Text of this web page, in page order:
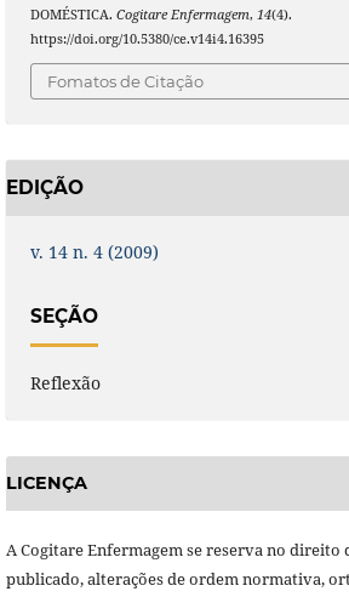
DOMÉSTICA. Cogitare Enfermagem, 14(4).
https://doi.org/10.5380/ce.v14i4.16395
Fomatos de Citação
EDIÇÃO
v. 14 n. 4 (2009)
SEÇÃO
Reflexão
LICENÇA
A Cogitare Enfermagem se reserva no direito
publicado, alterações de ordem normativa,